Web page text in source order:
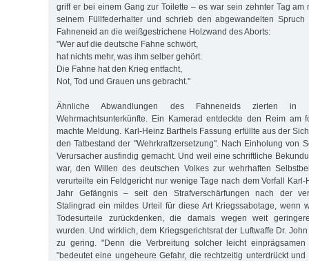
griff er bei einem Gang zur Toilette – es war sein zehnter Tag am
seinem Füllfederhalter und schrieb den abgewandelten
Fahneneid an die weißgestrichene Holzwand des Aborts:
"Wer auf die deutsche Fahne schwört,
hat nichts mehr, was ihm selber gehört.
Die Fahne hat den Krieg entfacht,
Not, Tod und Grauen uns gebracht."
Ähnliche Abwandlungen des Fahneneids zierten in
Wehrmachtsunterkünfte. Ein Kamerad entdeckte den Reim am
machte Meldung. Karl-Heinz Barthels Fassung erfüllte aus der
den Tatbestand der "Wehrkraftzersetzung". Nach Einholung von
Verursacher ausfindig gemacht. Und weil eine schriftliche
war, den Willen des deutschen Volkes zur wehrhaften
verurteilte ein Feldgericht nur wenige Tage nach dem Vorfall
Jahr Gefängnis – seit den Strafverschärfungen nach der
Stalingrad ein mildes Urteil für diese Art Kriegssabotage, wenn
Todesurteile zurückdenken, die damals wegen weit
wurden. Und wirklich, dem Kriegsgerichtsrat der Luftwaffe Dr.
zu gering. "Denn die Verbreitung solcher leicht einprägsamen
"bedeutet eine ungeheure Gefahr, die rechtzeitig unterdrückt